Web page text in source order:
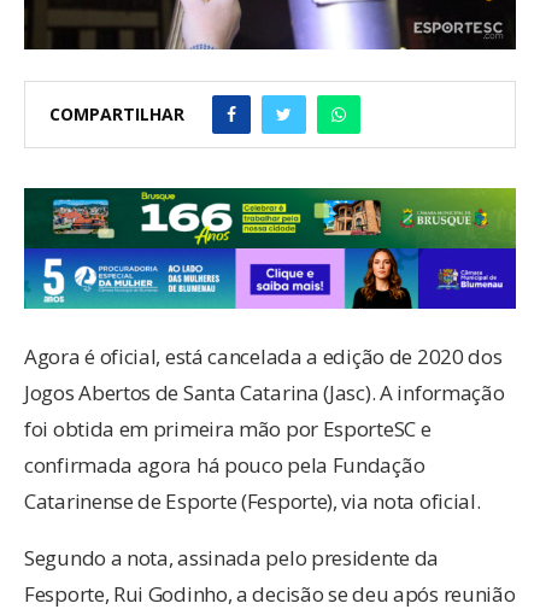
COMPARTILHAR
Agora é oficial, está cancelada a edição de 2020 dos
Jogos Abertos de Santa Catarina (Jasc). A informação
foi obtida em primeira mão por EsporteSC e
confirmada agora há pouco pela Fundação
Catarinense de Esporte (Fesporte), via nota oficial.
Segundo a nota, assinada pelo presidente da
Fesporte, Rui Godinho, a decisão se deu após reunião